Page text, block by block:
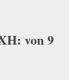
von 9